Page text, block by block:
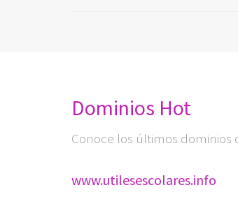
Dominios Hot
Conoce los últimos dominios
www.utilesescolares.info